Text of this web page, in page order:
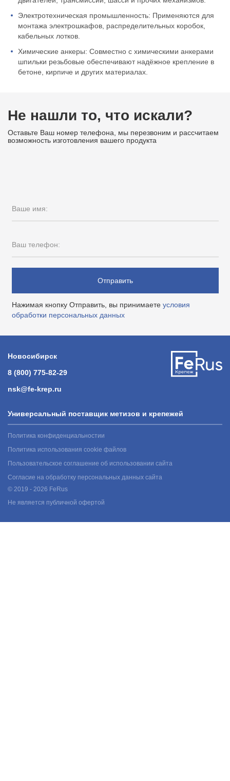
Электротехническая промышленность: Применяются для
монтажа электрошкафов, распределительных коробок,
кабельных лотков.
Химические анкеры: Совместно с химическими анкерами
шпильки резьбовые обеспечивают надёжное крепление в
бетоне, кирпиче и других материалах.
Не нашли то, что искали?
Оставьте Ваш номер телефона, мы перезвоним и рассчитаем
возможность изготовления вашего продукта
Ваше имя:
Ваш телефон:
Отправить
Нажимая кнопку Отправить, вы принимаете условия
обработки персональных данных
Новосибирск
8 (800) 775-82-29
nsk@fe-krep.ru
Универсальный поставщик метизов и крепежей
Политика конфиденциальностии
Политика использования cookie файлов
Пользовательское соглашение об использовании сайта
Согласие на обработку персональных данных сайта
© 2019 - 2026 FeRus
Не является публичной офертой